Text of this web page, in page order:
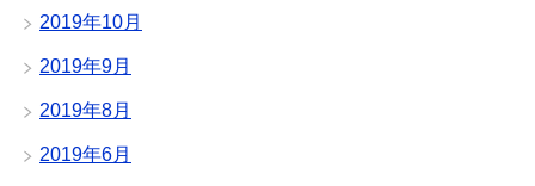
2019年10月
2019年9月
2019年8月
2019年6月